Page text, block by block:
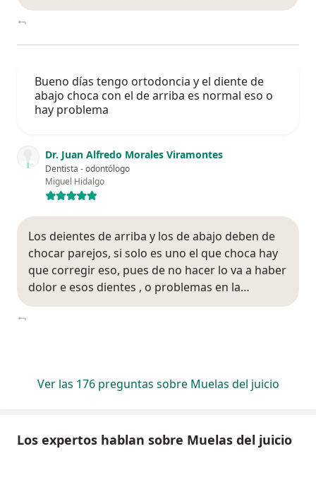
Bueno días tengo ortodoncia y el diente de
abajo choca con el de arriba es normal eso o
hay problema
Dr. Juan Alfredo Morales Viramontes
Dentista - odontólogo
Miguel Hidalgo
Los deientes de arriba y los de abajo deben de
chocar parejos, si solo es uno el que choca hay
que corregir eso, pues de no hacer lo va a haber
dolor e esos dientes , o problemas en la…
Ver las 176 preguntas sobre Muelas del juicio
Los expertos hablan sobre Muelas del juicio